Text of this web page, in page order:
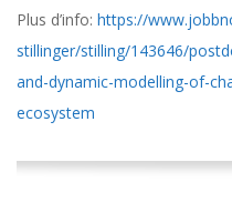
Plus d’info: https://
stillinger/stilling/143646/
and-dynamic-modelling-of-
ecosystem